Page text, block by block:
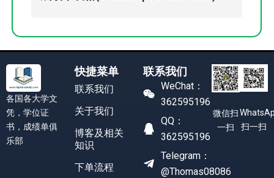
各国各大学文
凭，学位证
书，成绩单俱
乐部
快捷菜单
联系我们
关于我们
博客及相关
知识
下单流程
联系我们
WeChat：
362595196
QQ：
362595196
Telegram：
@Thomas08086
微信扫
一扫
扫一扫